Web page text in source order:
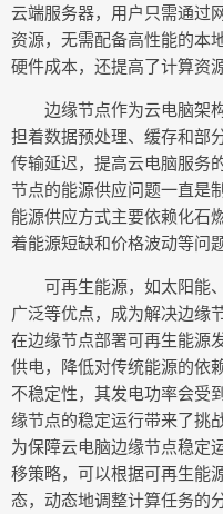
云端服务器，用户只需通过
资源，无需配备高性能的本
硬件成本，还提高了计算资
边缘节点作为云电脑架
担着数据预处理、缓存和部
传输延迟，提高云电脑服务
节点的能源供应问题一直是
能源供应方式主要依赖化石
着能源短缺和价格波动等问题
可再生能源，如太阳能
广泛等优点，成为解决边缘
在边缘节点部署可再生能源
供电，降低对传统能源的依
不稳定性，其发电功率会受
缘节点的稳定运行带来了挑
为保障云电脑边缘节点稳定
移策略，可以根据可再生能
态，动态地调整计算任务的